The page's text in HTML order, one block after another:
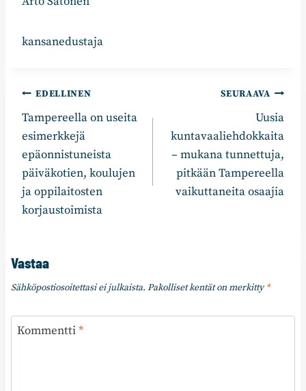
kansanedustaja
Artikkelien
selaus
EDELLINEN
Tampereella on useita
esimerkkejä
epäonnistuneista
päiväkotien, koulujen
ja oppilaitosten
korjaustoimista
SEURAAVA
Uusia
kuntavaaliehdokkaita
– mukana tunnettuja,
pitkään Tampereella
vaikuttaneita osaajia
Vastaa
Sähköpostiosoitettasi ei julkaista. Pakolliset kentät on merkitty*
Kommentti*